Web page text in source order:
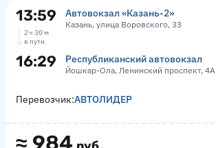
13:59 Автовокзал «‎Казань-2»
Казань, улица Воровского, 33
2 ч 30 м
в пути
16:29 Республиканский автовокзал
Йошкар-Ола, Ленинский проспект, 4А
Перевозчик:АВТОЛИДЕР